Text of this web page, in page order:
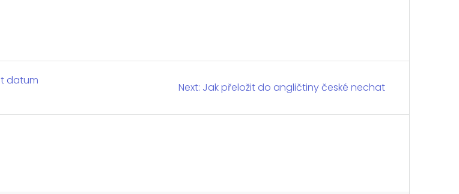
datum
Next: Next
Jak přeložit do angličtiny české nechat